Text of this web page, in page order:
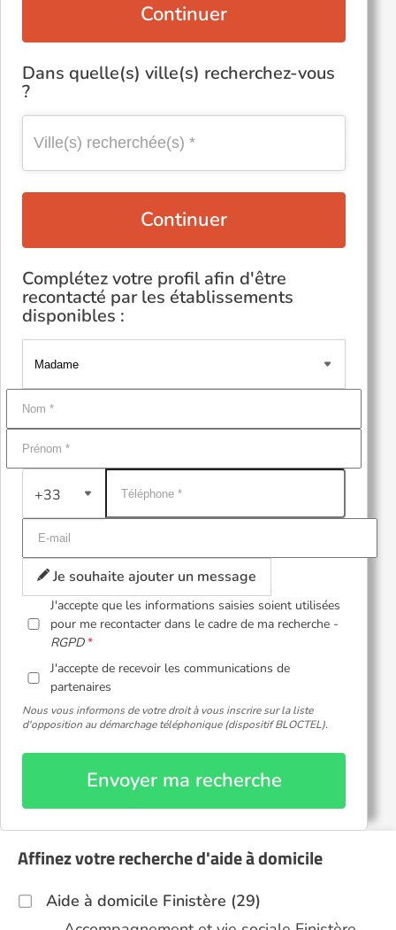
Continuer
Dans quelle(s) ville(s) recherchez-vous
?
Continuer
Complétez votre profil afin d'être
recontacté par les établissements
disponibles :
+33
Je souhaite ajouter un message
J'accepte que les informations saisies soient utilisées
pour me recontacter dans le cadre de ma recherche -
RGPD
J'accepte de recevoir les communications de
partenaires
Nous vous informons de votre droit à vous inscrire sur la liste
d'opposition au démarchage téléphonique (dispositif BLOCTEL).
Envoyer ma recherche
Affinez votre recherche d'aide à domicile
Aide à domicile Finistère (29)